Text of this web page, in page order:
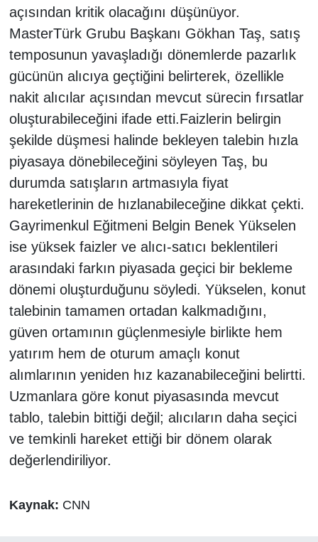
açısından kritik olacağını düşünüyor.
MasterTürk Grubu Başkanı Gökhan Taş, satış
temposunun yavaşladığı dönemlerde pazarlık
gücünün alıcıya geçtiğini belirterek, özellikle
nakit alıcılar açısından mevcut sürecin fırsatlar
oluşturabileceğini ifade etti.Faizlerin belirgin
şekilde düşmesi halinde bekleyen talebin hızla
piyasaya dönebileceğini söyleyen Taş, bu
durumda satışların artmasıyla fiyat
hareketlerinin de hızlanabileceğine dikkat çekti.
Gayrimenkul Eğitmeni Belgin Benek Yükselen
ise yüksek faizler ve alıcı-satıcı beklentileri
arasındaki farkın piyasada geçici bir bekleme
dönemi oluşturduğunu söyledi. Yükselen, konut
talebinin tamamen ortadan kalkmadığını,
güven ortamının güçlenmesiyle birlikte hem
yatırım hem de oturum amaçlı konut
alımlarının yeniden hız kazanabileceğini belirtti.
Uzmanlara göre konut piyasasında mevcut
tablo, talebin bittiği değil; alıcıların daha seçici
ve temkinli hareket ettiği bir dönem olarak
değerlendiriliyor.
Kaynak: CNN